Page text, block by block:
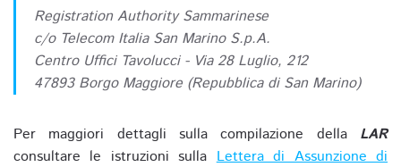
Registration Authority Sammarinese
c/o Telecom Italia San Marino S.p.A.
Centro Uffici Tavolucci - Via 28 Luglio, 212
47893 Borgo Maggiore (Repubblica di San Marino)
Per maggiori dettagli sulla compilazione della LAR
consultare le istruzioni sullaLettera di Assunzione di